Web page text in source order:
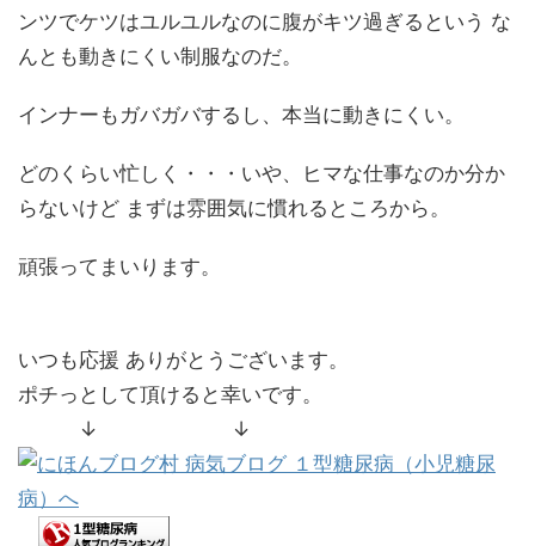
ンツでケツはユルユルなのに腹がキツ過ぎるという な
んとも動きにくい制服なのだ。
インナーもガバガバするし、本当に動きにくい。
どのくらい忙しく・・・いや、ヒマな仕事なのか分か
らないけど まずは雰囲気に慣れるところから。
頑張ってまいります。
いつも応援 ありがとうございます。
ポチっとして頂けると幸いです。
↓ ↓